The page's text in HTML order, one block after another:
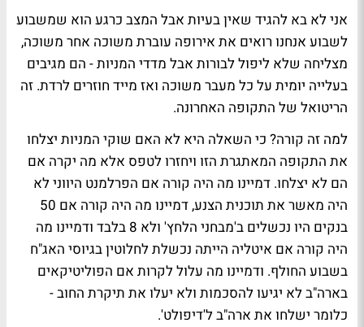
אני לא בא להגיד שאין בעיות אבל המצב כרגע הוא שמשבוע
לשבוע אנחנו רואים את אירופה עוברת משוכה אחר משוכה,
מצליחה שלא ליפול לבורות אבל מדדי המניות - הם מגיבים
בעלייה יומית על כל מעבר משוכה ואז מייד חוזרים לרדת. זה
הריטואל של התקופה האחרונה.
למה זה קורה? כי השאלה היא לא האם שוקי המניות יצלחו
את התקופה המאתגרת הזו ויחזרו לטפס אלא מה יקרה אם
הם לא יצלחו. דמיינו מה היה קורה אם הפרלמנט היווני לא
היה מאשר את תוכנית הצנע, דמיינו מה היה קורה אם 50
בנקים היו נכשלים ב'מבחני הלחץ' ולא 8 בלבד ודמיינו מה
היה קורה אם איטליה הייתה נכשלת לחלוטין בגיוסי האג"ח
בשבוע החולף. ודמיינו מה עלול לקרות אם הפוליטיקאים
בארה"ב לא יגיעו להסכמות ולא יעלו את תיקרת החוב -
כלומר ישלחו את ארה"ב ל'דיפולט'.